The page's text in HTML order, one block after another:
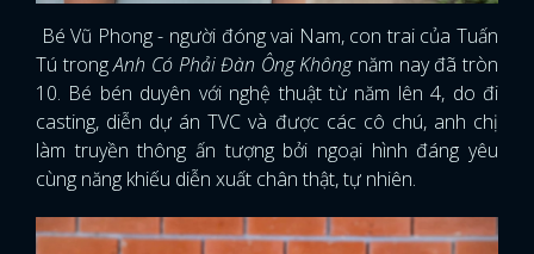
Bé Vũ Phong - người đóng vai Nam, con trai của Tuấn
Tú trongAnh Có Phải Đàn Ông Khôngnăm nay đã tròn
10. Bé bén duyên với nghệ thuật từ năm lên 4, do đi
casting, diễn dự án TVC và được các cô chú, anh chị
làm truyền thông ấn tượng bởi ngoại hình đáng yêu
cùng năng khiếu diễn xuất chân thật, tự nhiên.